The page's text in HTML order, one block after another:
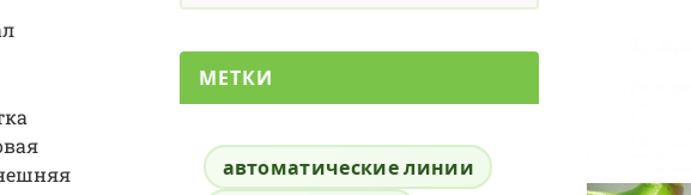
МЕТКИ
автоматические линии